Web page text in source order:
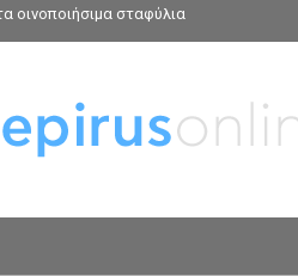
οινοποιήσιμα σταφύλια